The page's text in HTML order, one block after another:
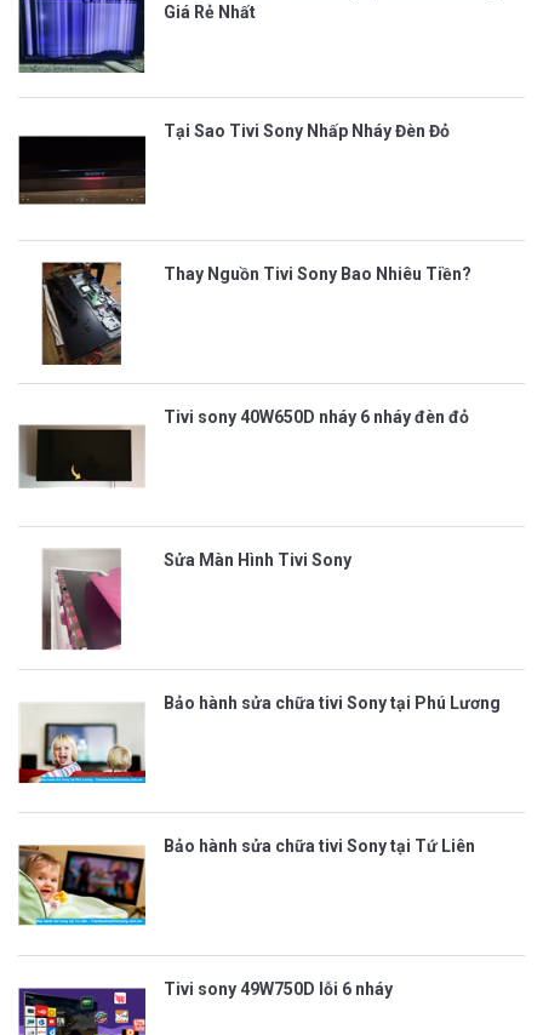
Giá Rẻ Nhất
Tại Sao Tivi Sony Nhấp Nháy Đèn Đỏ
Thay Nguồn Tivi Sony Bao Nhiêu Tiền?
Tivi sony 40W650D nháy 6 nháy đèn đỏ
Sửa Màn Hình Tivi Sony
Bảo hành sửa chữa tivi Sony tại Phú Lương
Bảo hành sửa chữa tivi Sony tại Tứ Liên
Tivi sony 49W750D lỗi 6 nháy